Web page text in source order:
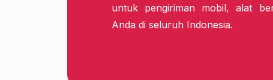
untuk pengiriman mobil, alat
Anda di seluruh Indonesia.